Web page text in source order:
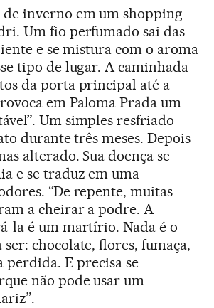
inverno em um shopping
Um fio perfumado sai das
e se mistura com o aroma
tipo de lugar. A caminhada
da porta principal até a
em Paloma Prada um
Um simples resfriado
durante três meses. Depois
alterado. Sua doença se
e se traduz em uma
“De repente, muitas
a cheirar a podre. A
la é um martírio. Nada é o
ser: chocolate, flores, fumaça,
perdida. E precisa se
não pode usar um